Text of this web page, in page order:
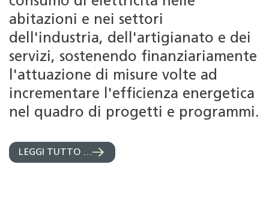
abitazioni e nei settori
dell'industria, dell'artigianato e dei
servizi, sostenendo finanziariamente
l'attuazione di misure volte ad
incrementare l'efficienza energetica
nel quadro di progetti e programmi.
LEGGI TUTTO …